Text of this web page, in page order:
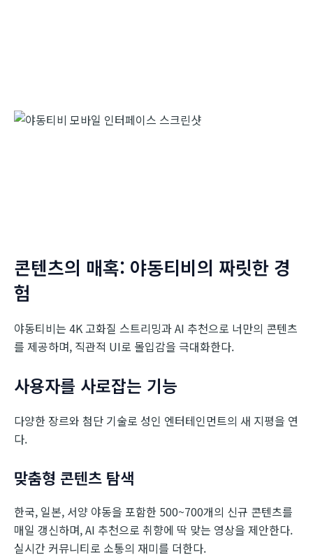
콘텐츠의 매혹: 야동티비의 짜릿한 경
험
야동티비는 4K 고화질 스트리밍과 AI 추천으로 너만의 콘텐츠
를 제공하며, 직관적 UI로 몰입감을 극대화한다.
사용자를 사로잡는 기능
다양한 장르와 첨단 기술로 성인 엔터테인먼트의 새 지평을 연
다.
맞춤형 콘텐츠 탐색
한국, 일본, 서양 야동을 포함한 500~700개의 신규 콘텐츠를
매일 갱신하며, AI 추천으로 취향에 딱 맞는 영상을 제안한다.
실시간 커뮤니티로 소통의 재미를 더한다.